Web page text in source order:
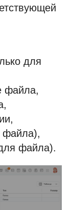
для
файла,
файла),
файла).